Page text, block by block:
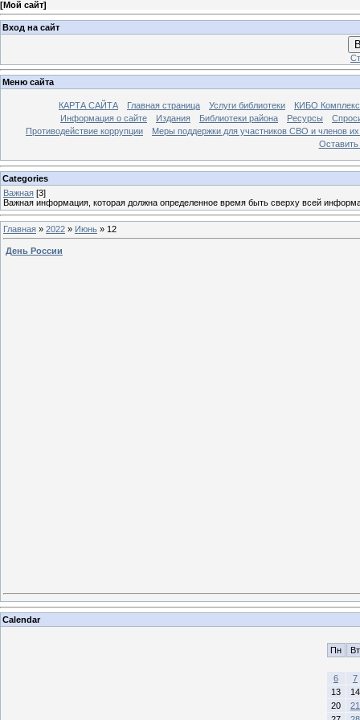
[Мой сайт]
Вход на сайт
Меню сайта
КАРТА САЙТА Главная страница Услуги библиотеки
КИБО
Информация о сайте
Издания Библиотеки района Ресурсы
Противодействие коррупции
Меры поддержки для участников СВО и членов
Оставить
Categories
Важная [3]
Важная информация, которая должна определенное время быть сверху всей
Главная » 2022 » Июнь » 12
День России
Calendar
Пн Вт
6
7
13
14
20
21